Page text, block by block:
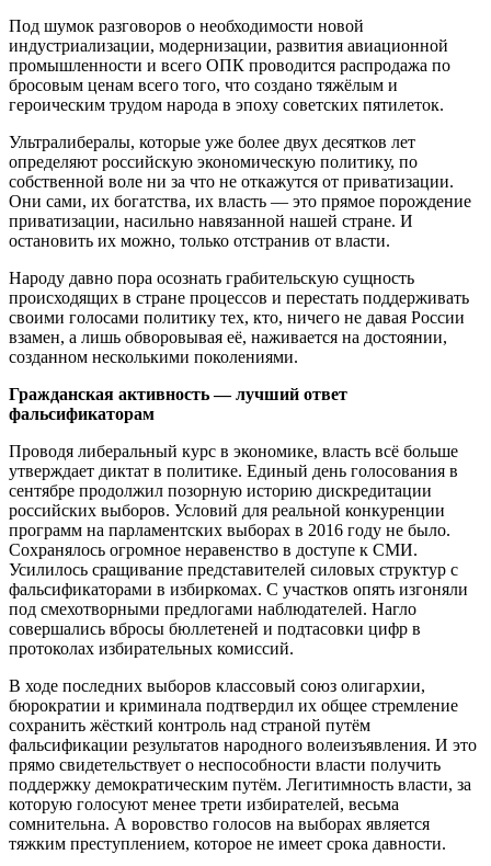
Под шумок разговоров о необходимости новой
индустриализации, модернизации, развития авиационной
промышленности и всего ОПК проводится распродажа по
бросовым ценам всего того, что создано тяжёлым и
героическим трудом народа в эпоху советских пятилеток.
Ультралибералы, которые уже более двух десятков лет
определяют российскую экономическую политику, по
собственной воле ни за что не откажутся от приватизации.
Они сами, их богатства, их власть — это прямое порождение
приватизации, насильно навязанной нашей стране. И
остановить их можно, только отстранив от власти.
Народу давно пора осознать грабительскую сущность
происходящих в стране процессов и перестать поддерживать
своими голосами политику тех, кто, ничего не давая России
взамен, а лишь обворовывая её, наживается на достоянии,
созданном несколькими поколениями.
Гражданская активность — лучший ответ
фальсификаторам
Проводя либеральный курс в экономике, власть всё больше
утверждает диктат в политике. Единый день голосования в
сентябре продолжил позорную историю дискредитации
российских выборов. Условий для реальной конкуренции
программ на парламентских выборах в 2016 году не было.
Сохранялось огромное неравенство в доступе к СМИ.
Усилилось сращивание представителей силовых структур с
фальсификаторами в избиркомах. С участков опять изгоняли
под смехотворными предлогами наблюдателей. Нагло
совершались вбросы бюллетеней и подтасовки цифр в
протоколах избирательных комиссий.
В ходе последних выборов классовый союз олигархии,
бюрократии и криминала подтвердил их общее стремление
сохранить жёсткий контроль над страной путём
фальсификации результатов народного волеизъявления. И это
прямо свидетельствует о неспособности власти получить
поддержку демократическим путём. Легитимность власти, за
которую голосуют менее трети избирателей, весьма
сомнительна. А воровство голосов на выборах является
тяжким преступлением, которое не имеет срока давности.